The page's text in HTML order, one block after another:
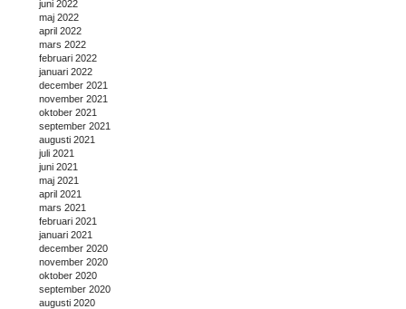
juni 2022
maj 2022
april 2022
mars 2022
februari 2022
januari 2022
december 2021
november 2021
oktober 2021
september 2021
augusti 2021
juli 2021
juni 2021
maj 2021
april 2021
mars 2021
februari 2021
januari 2021
december 2020
november 2020
oktober 2020
september 2020
augusti 2020